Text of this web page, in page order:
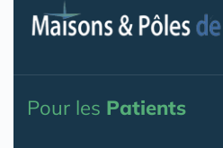
Pour les Patients